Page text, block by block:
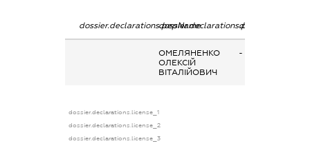
dossier.declarations.pepNamedossier.declarations.personName
ОМЕЛЯНЕНКО
ОЛЕКСІЙ
ВІТАЛІЙОВИЧ
-
dossier.declarations.license_1
dossier.declarations.license_2
dossier.declarations.license_3